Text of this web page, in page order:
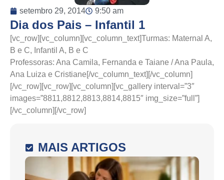
setembro 29, 2014 9:50 am
Dia dos Pais – Infantil 1
[vc_row][vc_column][vc_column_text]Turmas: Maternal A,
B e C, Infantil A, B e C
Professoras: Ana Camila, Fernanda e Taiane / Ana Paula,
Ana Luiza e Cristiane[/vc_column_text][/vc_column]
[/vc_row][vc_row][vc_column][vc_gallery interval=”3″
images=”8811,8812,8813,8814,8815″ img_size=”full”]
[/vc_column][/vc_row]
MAIS ARTIGOS